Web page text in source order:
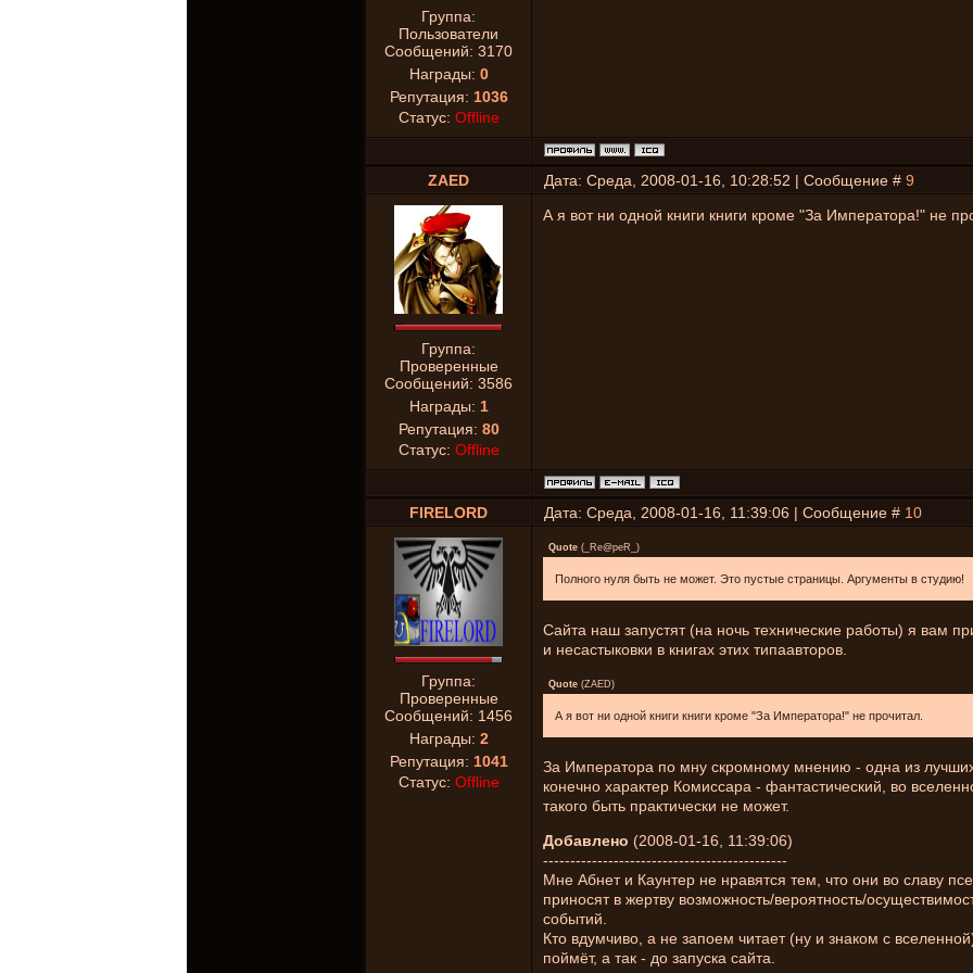
Группа:
Пользователи
Сообщений: 3170
Награды: 0
Репутация: 1036
Статус: Offline
ZAED Дата: Среда, 2008-01-16, 10:28:52 | Сообщение # 9
Группа:
Проверенные
Сообщений: 3586
Награды: 1
Репутация: 80
Статус: Offline
А я вот ни одной книги книги кроме "За Императора!" не
FIRELORD Дата: Среда, 2008-01-16, 11:39:06 | Сообщение # 10
Группа:
Проверенные
Сообщений: 1456
Награды: 2
Репутация: 1041
Статус: Offline
Quote ( _Re@peR_ )
Полного нуля быть не может. Это пустые страницы. Аргументы в студию!
Сайта наш запустят (на ночь технические работы) я вам
и несастыковки в книгах этих типаавторов.
Quote (ZAED)
А я вот ни одной книги книги кроме "За Императора!" не прочитал.
За Императора по мну скромному мнению - одна из
конечно характер Комиссара - фантастический, во
такого быть практически не может.
Добавлено (2008-01-16, 11:39:06)
---------------------------------------------
Мне Абнет и Каунтер не нравятся тем, что они во славу
приносят в жертву возможность/вероятность/
событий.
Кто вдумчиво, а не запоем читает (ну и знаком с
поймёт, а так - до запуска сайта.